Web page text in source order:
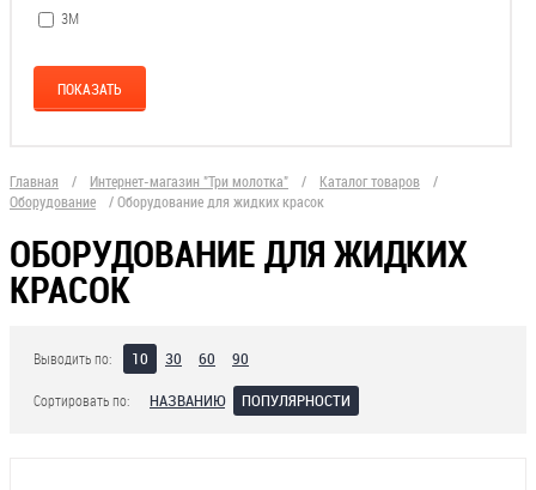
3М
Главная / Интернет-магазин "Три молотка" / Каталог товаров
/
Оборудование
/Оборудование для жидких красок
ОБОРУДОВАНИЕ ДЛЯ ЖИДКИХ
КРАСОК
Выводить по: 10 30 60 90
Сортировать по: НАЗВАНИЮ ПОПУЛЯРНОСТИ